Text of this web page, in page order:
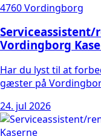
4760 Vordingborg
Vordingborg
Har du lyst til at
gæster på
24. jul 2026